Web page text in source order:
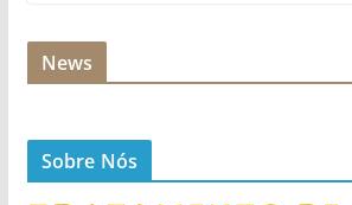
News
Sobre Nós